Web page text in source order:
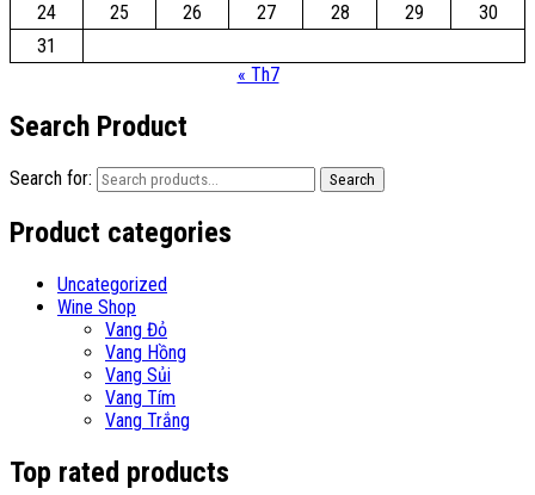
24
25 26 27 28 29
30
31
« Th7
Search Product
Search for: Search
Product categories
Uncategorized
Wine Shop
Vang Đỏ
Vang Hồng
Vang Sủi
Vang Tím
Vang Trắng
Top rated products